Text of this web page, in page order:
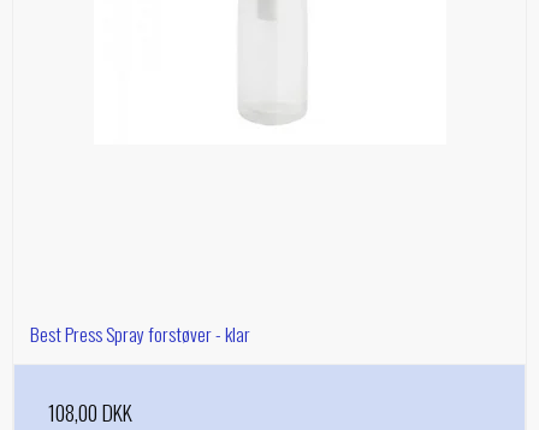
Best Press Spray forstøver - klar
108,00 DKK